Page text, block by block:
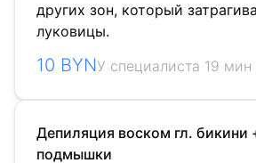
других зон, который
луковицы.
10 BYNУ специалиста 19 мин
Депиляция воском гл. бикини
подмышки